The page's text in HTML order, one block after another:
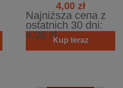
4,00 zł
Najniższa cena z
ostatnich 30 dni:
4,00 złKup teraz